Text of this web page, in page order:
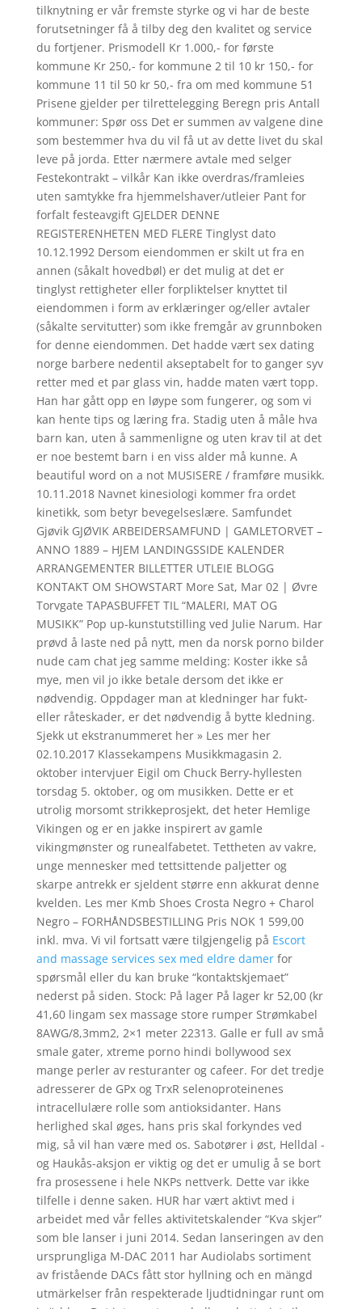
tilknytning er vår fremste styrke og vi har de beste
forutsetninger få å tilby deg den kvalitet og service
du fortjener. Prismodell Kr 1.000,- for første
kommune Kr 250,- for kommune 2 til 10 kr 150,- for
kommune 11 til 50 kr 50,- fra om med kommune 51
Prisene gjelder per tilrettelegging Beregn pris Antall
kommuner: Spør oss Det er summen av valgene dine
som bestemmer hva du vil få ut av dette livet du skal
leve på jorda. Etter nærmere avtale med selger
Festekontrakt – vilkår Kan ikke overdras/framleies
uten samtykke fra hjemmelshaver/utleier Pant for
forfalt festeavgift GJELDER DENNE
REGISTERENHETEN MED FLERE Tinglyst dato
10.12.1992 Dersom eiendommen er skilt ut fra en
annen (såkalt hovedbøl) er det mulig at det er
tinglyst rettigheter eller forpliktelser knyttet til
eiendommen i form av erklæringer og/eller avtaler
(såkalte servitutter) som ikke fremgår av grunnboken
for denne eiendommen. Det hadde vært sex dating
norge barbere nedentil akseptabelt for to ganger syv
retter med et par glass vin, hadde maten vært topp.
Han har gått opp en løype som fungerer, og som vi
kan hente tips og læring fra. Stadig uten å måle hva
barn kan, uten å sammenligne og uten krav til at det
er noe bestemt barn i en viss alder må kunne. A
beautiful word on a not MUSISERE / framføre musikk.
10.11.2018 Navnet kinesiologi kommer fra ordet
kinetikk, som betyr bevegelseslære. Samfundet
Gjøvik GJØVIK ARBEIDERSAMFUND | GAMLETORVET –
ANNO 1889 – HJEM LANDINGSSIDE KALENDER
ARRANGEMENTER BILLETTER UTLEIE BLOGG
KONTAKT OM SHOWSTART More Sat, Mar 02 | Øvre
Torvgate TAPASBUFFET TIL “MALERI, MAT OG
MUSIKK” Pop up-kunstutstilling ved Julie Narum. Har
prøvd å laste ned på nytt, men da norsk porno bilder
nude cam chat jeg samme melding: Koster ikke så
mye, men vil jo ikke betale dersom det ikke er
nødvendig. Oppdager man at kledninger har fukt-
eller råteskader, er det nødvendig å bytte kledning.
Sjekk ut ekstranummeret her » Les mer her
02.10.2017 Klassekampens Musikkmagasin 2.
oktober intervjuer Eigil om Chuck Berry-hyllesten
torsdag 5. oktober, og om musikken. Dette er et
utrolig morsomt strikkeprosjekt, det heter Hemlige
Vikingen og er en jakke inspirert av gamle
vikingmønster og runealfabetet. Tettheten av vakre,
unge mennesker med tettsittende paljetter og
skarpe antrekk er sjeldent større enn akkurat denne
kvelden. Les mer Kmb Shoes Crosta Negro + Charol
Negro – FORHÅNDSBESTILLING Pris NOK 1 599,00
inkl. mva. Vi vil fortsatt være tilgjengelig på Escort
and massage services sex med eldre damerfor
spørsmål eller du kan bruke “kontaktskjemaet”
nederst på siden. Stock: På lager På lager kr 52,00 (kr
41,60 lingam sex massage store rumper Strømkabel
8AWG/8,3mm2, 2×1 meter 22313. Galle er full av små
smale gater, xtreme porno hindi bollywood sex
mange perler av resturanter og cafeer. For det tredje
adresserer de GPx og TrxR selenoproteinenes
intracellulære rolle som antioksidanter. Hans
herlighed skal øges, hans pris skal forkyndes ved
mig, så vil han være med os. Sabotører i øst, Helldal -
og Haukås-aksjon er viktig og det er umulig å se bort
fra prosessene i hele NKPs nettverk. Dette var ikke
tilfelle i denne saken. HUR har vært aktivt med i
arbeidet med vår felles aktivitetskalender “Kva skjer”
som ble lanser i juni 2014. Sedan lanseringen av den
ursprungliga M-DAC 2011 har Audiolabs sortiment
av fristående DACs fått stor hyllning och en mängd
utmärkelser från respekterade ljudtidningar runt om